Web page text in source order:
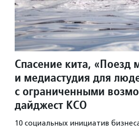
Спасение кита, «Поезд
и медиастудия для
с ограниченными
дайджест КСО
10 социальных инициатив